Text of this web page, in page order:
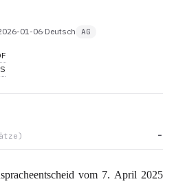
01-06·Deutsch AG
vom 7. April 2025